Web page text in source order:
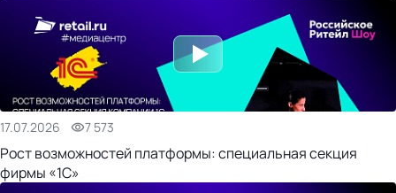
17.07.2026 7 573
Рост возможностей платформы: специальная секция
фирмы «1С»